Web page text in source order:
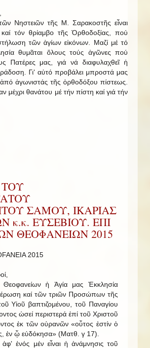
τῆς Μ. Σαρακοστῆς εἶναι
τόν θρίαμβο τῆς Ὀρθοδοξίας, πού
τῶν ἁγίων εἰκόνων. Μαζί μέ τό
θυμᾶται ὅλους τούς ἀγῶνες πού
Πατέρες μας, γιά νά διαφυλαχθεῖ ἡ
Γι' αὐτό προβάλει μπροστά μας
ἀγωνιστάς τῆς ὀρθοδόξου πίστεως.
μέχρι θανάτου μέ τήν πίστη καί γιά τήν
ΣΑΜΟΥ, ΙΚΑΡΙΑΣ
κ.κ. ΕΥΣΕΒΙΟΥ. ΕΠΙ
ΘΕΟΦΑΝΕΙΩΝ 2015
ἡ Ἁγία μας Ἐκκλησία
καί τῶν τριῶν Προσώπων τῆς
Υἱοῦ βαπτιζομένου, τοῦ Παναγίου
ὡσεί περιστερά ἐπί τοῦ Χριστοῦ
ἐκ τῶν οὐρανῶν «οὗτος ἐστίν ὁ
ἐν ᾧ εὐδόκησα» (Ματθ. γ 17).
ἑνός μέν εἶναι ἡ ἀνάμνησις τοῦ